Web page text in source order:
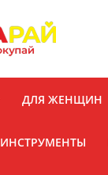
ДЛЯ ЖЕНЩИН
ИНСТРУМЕНТЫ